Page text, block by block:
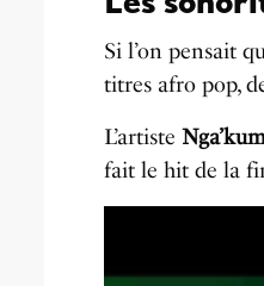
Si l’on pensait
titres afro pop,
L’artiste
fait le hit de la